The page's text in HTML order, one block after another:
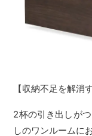
【収納不足を解消
2杯の引き出しが
しのワンルームに